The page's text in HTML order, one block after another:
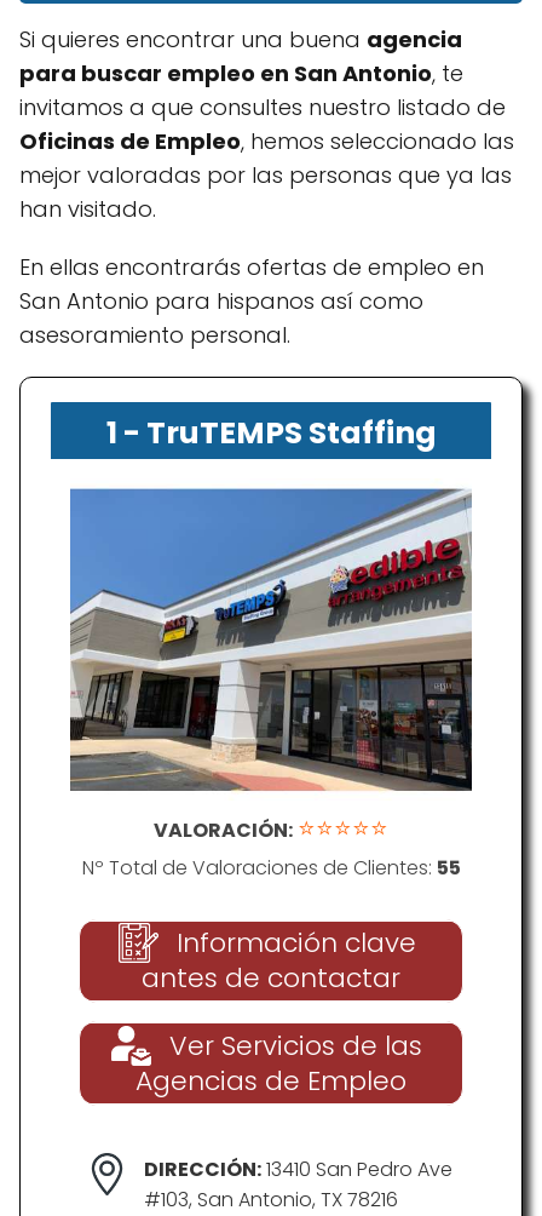
Si quieres encontrar una buena agencia
para buscar empleo en San Antonio, te
invitamos a que consultes nuestro listado de
Oficinas de Empleo, hemos seleccionado las
mejor valoradas por las personas que ya las
han visitado.
En ellas encontrarás ofertas de empleo en
San Antonio para hispanos así como
asesoramiento personal.
1 - TruTEMPS Staffing
Group
VALORACIÓN: ⭐⭐⭐⭐⭐
Nº Total de Valoraciones de Clientes: 55
Información clave
antes de contactar
Ver Servicios de las
Agencias de Empleo
DIRECCIÓN:13410 San Pedro Ave
#103, San Antonio, TX 78216